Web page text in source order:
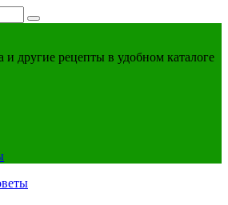
другие рецепты в удобном каталоге